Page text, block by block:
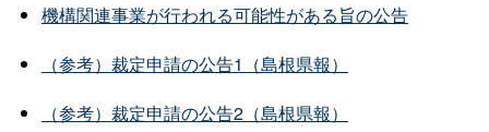
機構関連事業が行われる可能性がある旨の公告
（参考）裁定申請の公告1（島根県報）
（参考）裁定申請の公告2（島根県報）